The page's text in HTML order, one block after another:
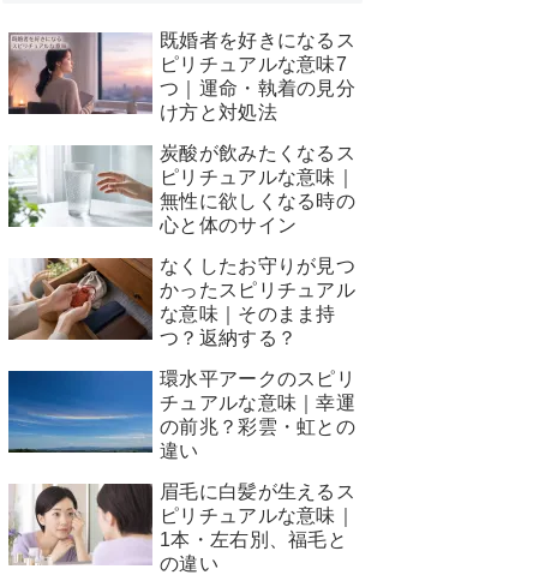
既婚者を好きになるス
ピリチュアルな意味7
つ｜運命・執着の見分
け方と対処法
炭酸が飲みたくなるス
ピリチュアルな意味｜
無性に欲しくなる時の
心と体のサイン
なくしたお守りが見つ
かったスピリチュアル
な意味｜そのまま持
つ？返納する？
環水平アークのスピリ
チュアルな意味｜幸運
の前兆？彩雲・虹との
違い
眉毛に白髪が生えるス
ピリチュアルな意味｜
1本・左右別、福毛と
の違い